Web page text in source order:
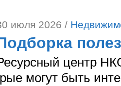
июля 2026 /
центр
могут быть